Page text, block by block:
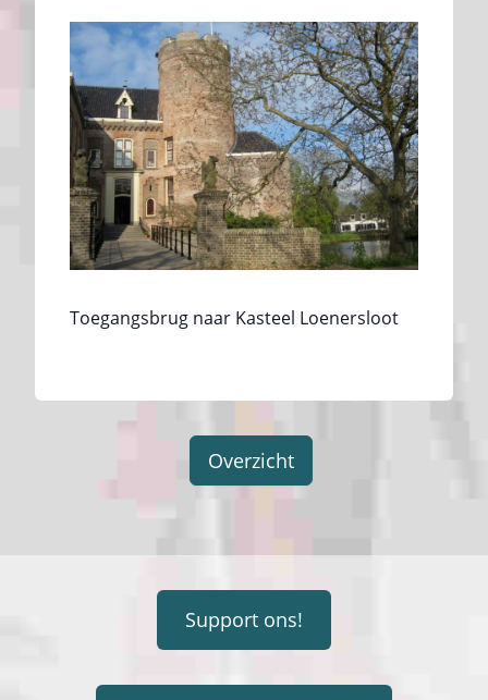
Toegangsbrug naar Kasteel Loenersloot
Overzicht
Support ons!